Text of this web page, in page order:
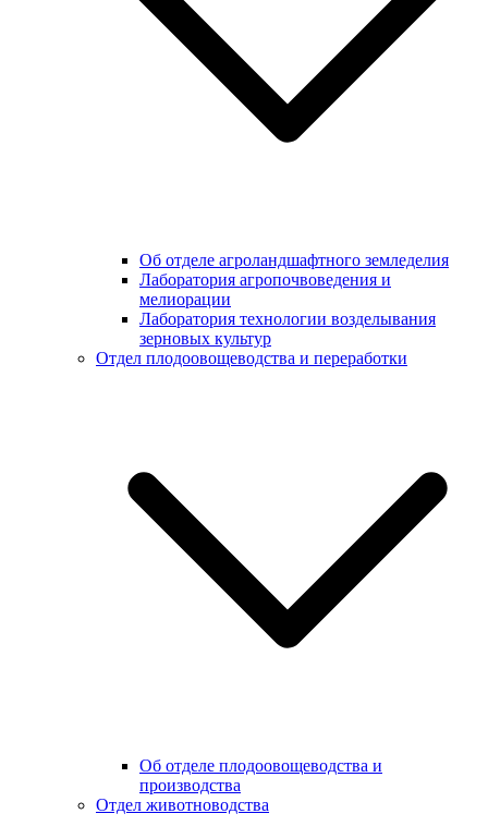
Об отделе агроландшафтного земледелия
Лаборатория агропочвоведения и
мелиорации
Лаборатория технологии возделывания
зерновых культур
Отдел плодоовощеводства и переработки
Об отделе плодоовощеводства и
производства
Отдел животноводства